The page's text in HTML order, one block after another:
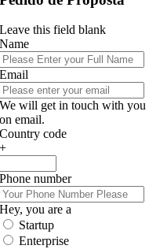
Leave this field blank
Name
Email
We will get in touch with you
on email.
Country code
+
Phone number
Hey, you are a
Startup
Enterprise